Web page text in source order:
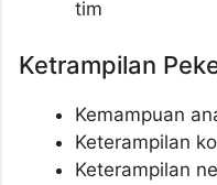
tim
Ketrampilan
Kemampuan
Keterampilan
Keterampilan